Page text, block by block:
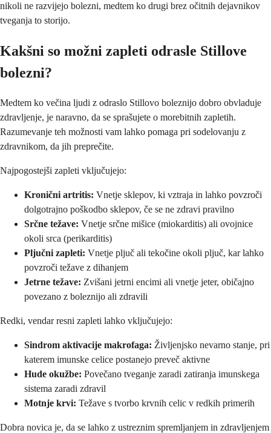
nikoli ne razvijejo bolezni, medtem ko drugi brez očitnih dejavnikov
tveganja to storijo.
Kakšni so možni zapleti odrasle Stillove
bolezni?
Medtem ko večina ljudi z odraslo Stillovo boleznijo dobro obvladuje
zdravljenje, je naravno, da se sprašujete o morebitnih zapletih.
Razumevanje teh možnosti vam lahko pomaga pri sodelovanju z
zdravnikom, da jih preprečite.
Najpogostejši zapleti vključujejo:
Kronični artritis: Vnetje sklepov, ki vztraja in lahko povzroči
dolgotrajno poškodbo sklepov, če se ne zdravi pravilno
Srčne težave: Vnetje srčne mišice (miokarditis) ali ovojnice
okoli srca (perikarditis)
Pljučni zapleti: Vnetje pljuč ali tekočine okoli pljuč, kar lahko
povzroči težave z dihanjem
Jetrne težave: Zvišani jetrni encimi ali vnetje jeter, običajno
povezano z boleznijo ali zdravili
Redki, vendar resni zapleti lahko vključujejo:
Sindrom aktivacije makrofaga: Življenjsko nevarno stanje, pri
katerem imunske celice postanejo preveč aktivne
Hude okužbe: Povečano tveganje zaradi zatiranja imunskega
sistema zaradi zdravil
Motnje krvi: Težave s tvorbo krvnih celic v redkih primerih
Dobra novica je, da se lahko z ustreznim spremljanjem in zdravljenjem